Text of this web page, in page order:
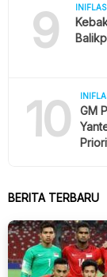
9
10
GM
BERITA TERBARU